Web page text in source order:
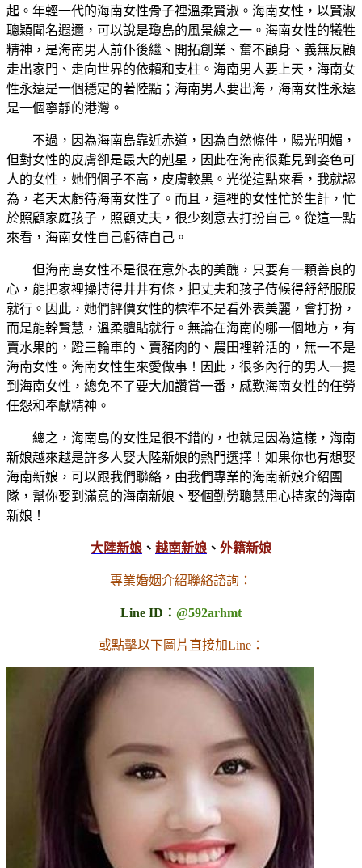
起。年輕一代的海南女性骨子裡溫柔賢淑。海南女性，以賢淑
聰穎聞名遐邇，可以說是瓊島的風景線之一。海南女性的犧牲
精神，是海南男人前仆後繼、開拓創業、奮不顧身、義無反顧
走出家門、走向世界的依賴和支柱。海南男人要上天，海南女
性永遠是一個穩定的著陸點；海南男人要出海，海南女性永遠
是一個寧靜的港灣。
不過，因為海南島靠近赤道，因為自然條件，陽光明媚，
但對女性的皮膚卻是最大的剋星，因此在海南很難見到姿色可
人的女性，她們個子不高，皮膚較黑。光從這點來看，我就認
為，老天太虧待海南女性了。而且，這裡的女性忙於生計，忙
於照顧家庭孩子，照顧丈夫，很少刻意去打扮自己。從這一點
來看，海南女性自己虧待自己。
但海南島女性不是很在意外表的美醜，只要有一顆善良的
心，能把家裡操持得井井有條，把丈夫和孩子侍候得舒舒服服
就行。因此，她們評價女性的標準不是看外表美麗，會打扮，
而是能幹賢慧，溫柔體貼就行。無論在海南的哪一個地方，有
賣水果的，蹬三輪車的、賣豬肉的、農田裡幹活的，無一不是
海南女性。海南女性生來愛做事！因此，很多內行的男人一提
到海南女性，總免不了要大加讚賞一番，感歎海南女性的任勞
任怨和奉獻精神。
總之，海南島的女性是很不錯的，也就是因為這樣，海南
新娘越來越是許多人娶大陸新娘的熱門選擇！如果你也有想娶
海南新娘，可以跟我們聯絡，由我們專業的海南新娘介紹團
隊，幫你娶到滿意的海南新娘、娶個勤勞聰慧用心持家的海南
新娘！
大陸新娘 、 越南新娘 、 外籍新娘
專業婚姻介紹聯絡諮詢：
Line ID： @592arhmt
或點擊以下圖片直接加Line：